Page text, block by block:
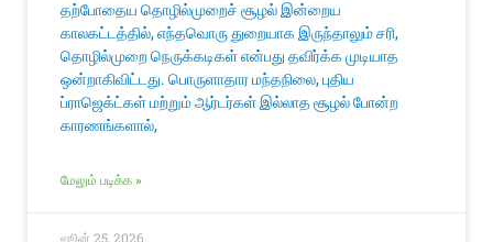
தற்போதைய தொழில்முறைச் சூழல் இன்றைய
காலகட்டத்தில், எந்தவொரு துறையாக இருந்தாலும் சரி,
தொழில்முறை நெருக்கடிகள் என்பது தவிர்க்க முடியாத
ஒன்றாகிவிட்டது. பொருளாதார மந்தநிலை, புதிய
ப்ராஜெக்ட்கள் மற்றும் ஆர்டர்கள் இல்லாத சூழல் போன்ற
காரணங்களால்,
மேலும் படிக்க »
ஜூன் 25, 2026